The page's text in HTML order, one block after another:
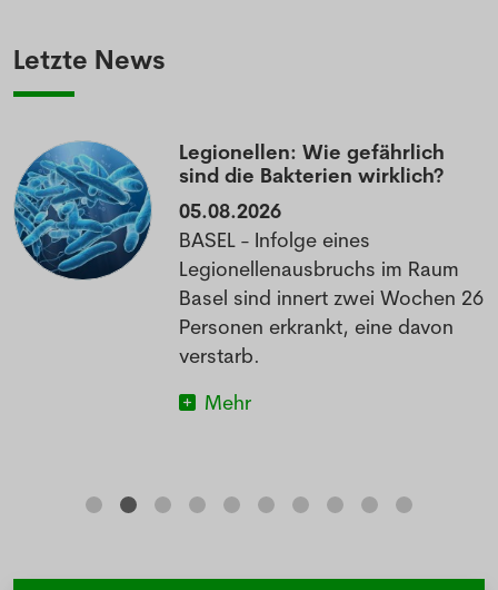
Letzte News
Legionellen: Wie gefährlich
sind die Bakterien wirklich?
05.08.2026
BASEL - Infolge eines
Legionellenausbruchs im Raum
Basel sind innert zwei Wochen 26
Personen erkrankt, eine davon
verstarb.
Mehr